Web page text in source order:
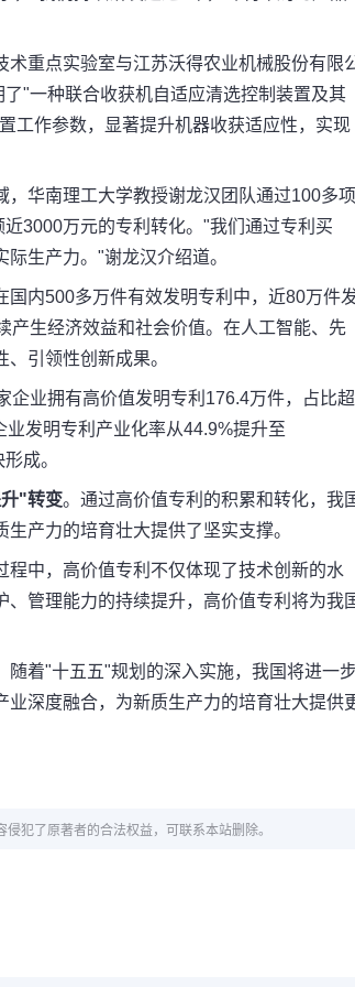
术重点实验室与江苏沃得农业机械股份有限
"一种联合收获机自适应清选控制装置及其
工作参数，显著提升机器收获适应性，实现
，华南理工大学教授谢龙汉团队通过100多项
3000万元的专利转化。"我们通过专利买
生产力。"谢龙汉介绍道。
国内500多万件有效发明专利中，近80万件
产生经济效益和社会价值。在人工智能、先
引领性创新成果。
企业拥有高价值发明专利176.4万件，占比超
发明专利产业化率从44.9%提升至
成。
"转变。通过高价值专利的积累和转化，我
产力的培育壮大提供了坚实支撑。
程中，高价值专利不仅体现了技术创新的水
管理能力的持续提升，高价值专利将为我
随着"十五五"规划的深入实施，我国将进一
深度融合，为新质生产力的培育壮大提供
犯了原著者的合法权益，可联系本站删除。